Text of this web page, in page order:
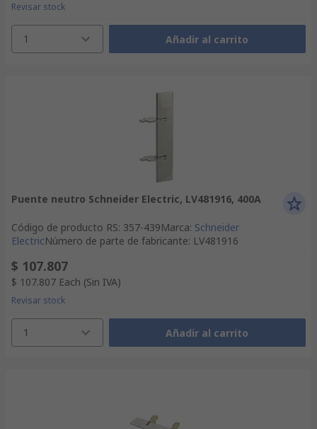
Revisar stock
1 Añadir al carrito
Puente neutro Schneider Electric, LV481916, 400A
Código de producto RS: 357-439Marca: Schneider
ElectricNúmero de parte de fabricante: LV481916
$ 107.807
$ 107.807 Each (Sin IVA)
Revisar stock
1 Añadir al carrito